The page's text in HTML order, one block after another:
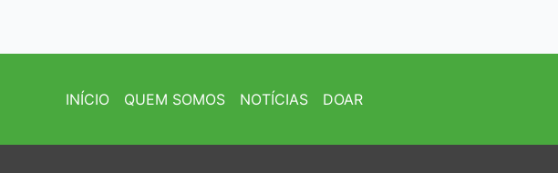
INÍCIO QUEM SOMOS NOTÍCIAS DOAR